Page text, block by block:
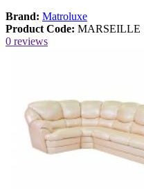
Brand: Matroluxe
Product Code: MARSEILLE
0 reviews